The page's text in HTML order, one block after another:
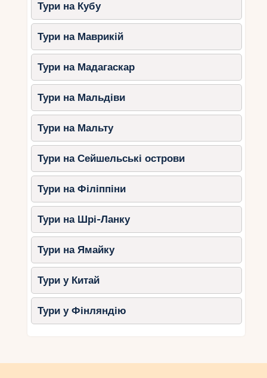
(Шибеник):
майданчики, тематичні готелі.
Літній відпочинок з дітьми у Хорватії – це
унікальна можливість насолодитися морем,
природою та культурою. Незалежно від того, чи
виберете відпочинок на пляжі, активні екскурсії
або морські прогулянки, ця країна залишить
тільки приємні враження для всієї родини.
Плануйте свою поїздку заздалегідь, вибирайте
найкращі місця та насолоджуйтесь незабутніми
моментами!
Тури на Кубу
Тури на Маврикій
Тури на Мадагаскар
Тури на Мальдіви
Тури на Мальту
Тури на Сейшельські острови
Тури на Філіппіни
Тури на Шрі-Ланку
Тури на Ямайку
Тури у Китай
Тури у Фінляндію